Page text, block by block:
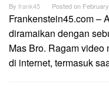
By frank45 Posted on
Frankenstein45.com –
diramaikan dengan
Mas Bro. Ragam video
di internet, termasuk